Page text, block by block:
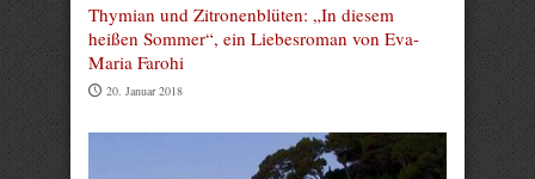
Thymian und Zitronenblüten: „In diesem
heißen Sommer“, ein Liebesroman von Eva-
Maria Farohi
20. Januar 2018